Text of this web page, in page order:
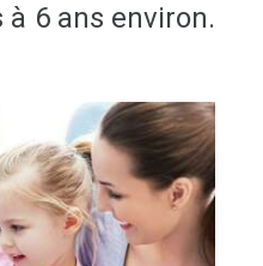
6 ans environ.